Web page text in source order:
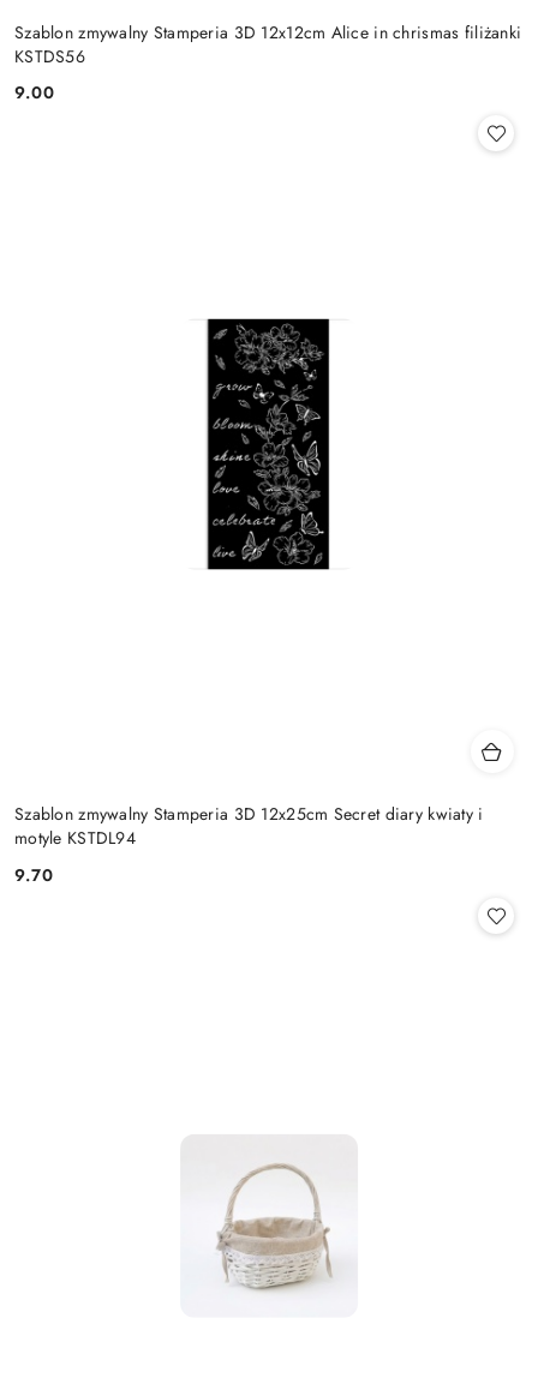
Szablon zmywalny Stamperia 3D 12x12cm Alice in chrismas filiżanki
KSTDS56
Cena:
9.00
Szablon zmywalny Stamperia 3D 12x25cm Secret diary kwiaty i
motyle KSTDL94
Cena:
9.70